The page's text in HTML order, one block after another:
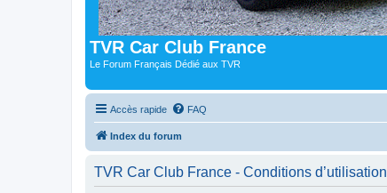
TVR Car Club France
Le Forum Français Dédié aux TVR
Accès rapide FAQ
Index du forum
TVR Car Club France - Conditions d’utilisation